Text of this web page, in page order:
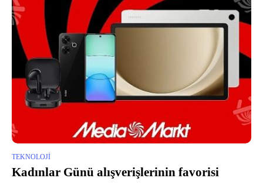
TEKNOLOJI
Kadınlar Günü alışverişlerinin favorisi